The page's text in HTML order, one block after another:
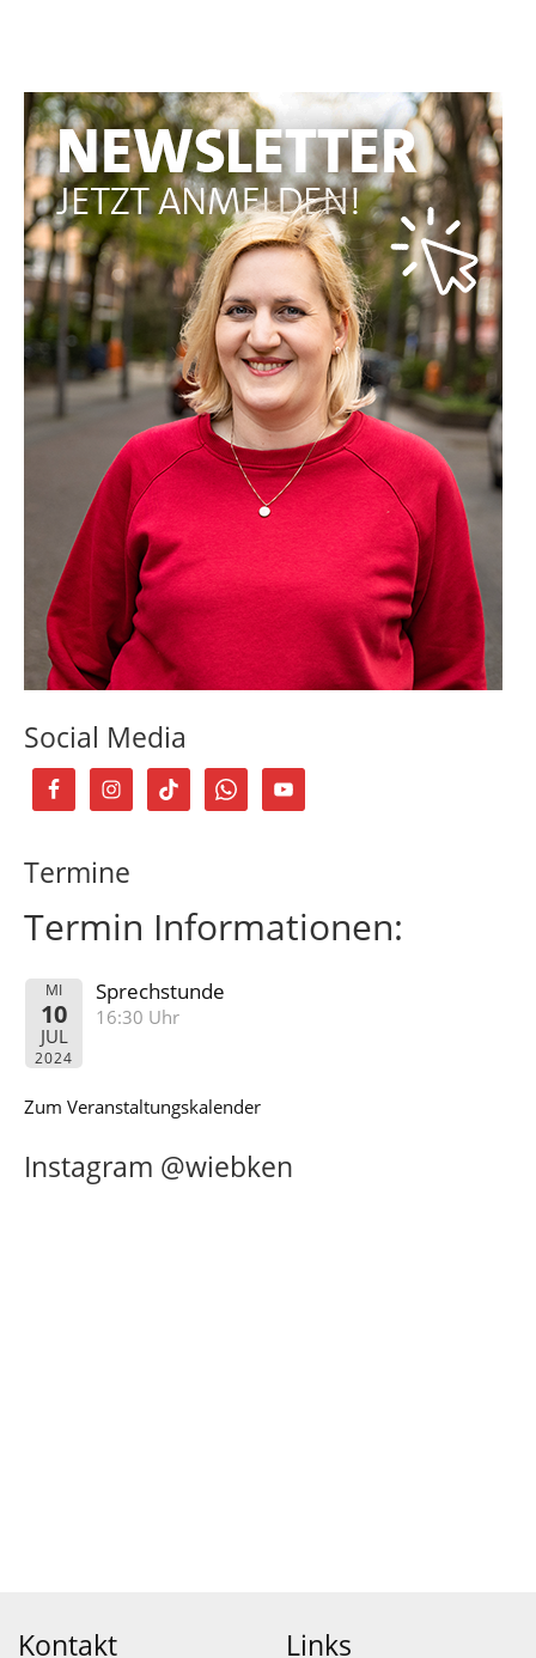
Social Media
Termine
Termin Informationen:
MI
10
JUL
2024
Sprechstunde
16:30 Uhr
Zum Veranstaltungskalender
Instagram @wiebken
Kontakt Links